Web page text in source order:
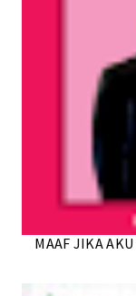
MAAF JIKA